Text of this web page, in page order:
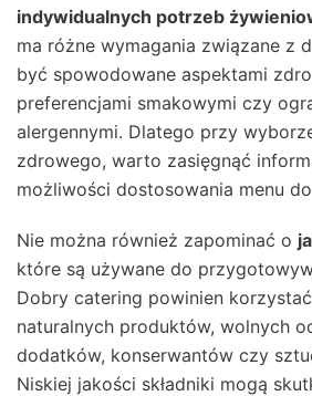
indywidualnych potrzeb
ma różne wymagania związane z
być spowodowane aspektami
preferencjami smakowymi czy
alergennymi. Dlatego przy
zdrowego, warto zasięgnąć
możliwości dostosowania menu
Nie można również zapominać o
które są używane do
Dobry catering powinien
naturalnych produktów, wolnych
dodatków, konserwantów czy
Niskiej jakości składniki mogą